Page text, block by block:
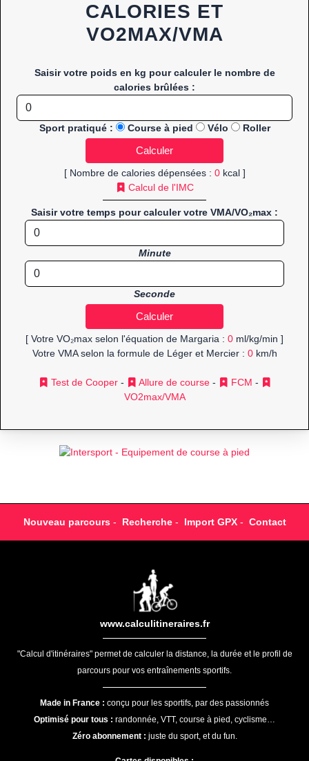
CALORIES ET
VO2MAX/VMA
Saisir votre poids en kg pour calculer le nombre de
calories brûlées :
Sport pratiqué : Course à pied Vélo Roller
[ Nombre de calories dépensées : 0kcal ]
Calcul de l'IMC
Saisir votre temps pour calculer votre VMA/VO₂max :
Minute
Seconde
[ Votre VO₂max selon l'équation de Margaria : 0 ml/kg/min ]
Votre VMA selon la formule de Léger et Mercier : 0km/h
Test de Cooper- Allure de course- FCM -
VO2max/VMA
Nouveau parcours- Recherche- Import GPX- Contact
www.calculitineraires.fr
"Calcul d'itinéraires" permet de calculer la distance, la durée et le profil de
parcours pour vos entraînements sportifs.
Made in France : conçu pour les sportifs, par des passionnés
Optimisé pour tous : randonnée, VTT, course à pied, cyclisme…
Zéro abonnement : juste du sport, et du fun.